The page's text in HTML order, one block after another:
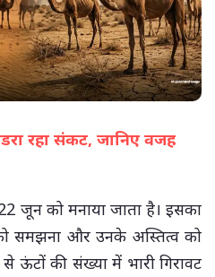
रहा संकट, जानिए वजह
22 जून को मनाया जाता है। इसका
समझना और उनके अस्तित्व को
की संख्या में भारी गिरावट